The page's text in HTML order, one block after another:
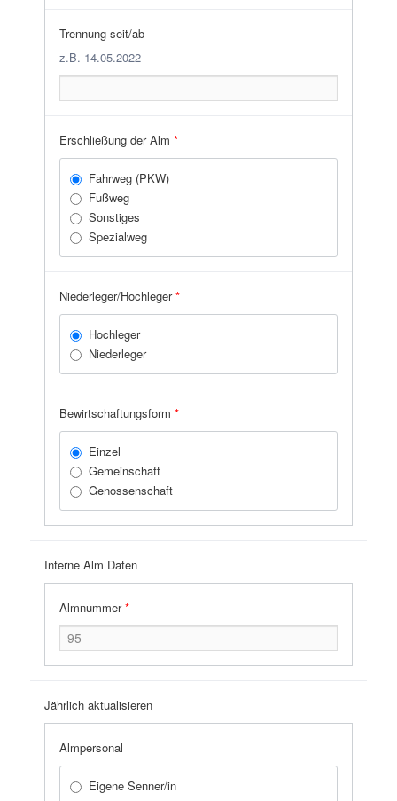
Trennung seit/ab
z.B. 14.05.2022
Erschließung der Alm*
Fahrweg (PKW)
Fußweg
Sonstiges
Spezialweg
Niederleger/Hochleger*
Hochleger
Niederleger
Bewirtschaftungsform*
Einzel
Gemeinschaft
Genossenschaft
Interne Alm Daten
Almnummer*
Jährlich aktualisieren
Almpersonal
Eigene Senner/in